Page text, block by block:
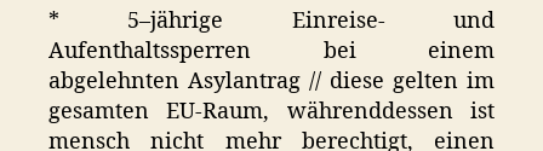
* 5–jährige Einreise- und
Aufenthaltssperren bei einem
abgelehnten Asylantrag // diese gelten im
gesamten EU-Raum, währenddessen ist
mensch nicht mehr berechtigt, einen